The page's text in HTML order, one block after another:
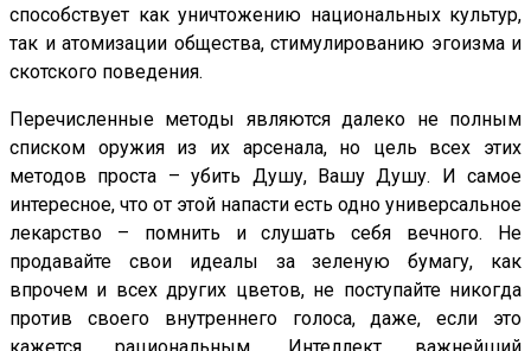
способствует как уничтожению национальных культур,
так и атомизации общества, стимулированию эгоизма и
скотского поведения.
Перечисленные методы являются далеко не полным
списком оружия из их арсенала, но цель всех этих
методов проста – убить Душу, Вашу Душу. И самое
интересное, что от этой напасти есть одно универсальное
лекарство – помнить и слушать себя вечного. Не
продавайте свои идеалы за зеленую бумагу, как
впрочем и всех других цветов, не поступайте никогда
против своего внутреннего голоса, даже, если это